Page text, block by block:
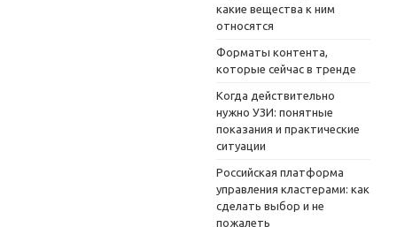
какие вещества к ним
относятся
Форматы контента,
которые сейчас в тренде
Когда действительно
нужно УЗИ: понятные
показания и практические
ситуации
Российская платформа
управления кластерами: как
сделать выбор и не
пожалеть